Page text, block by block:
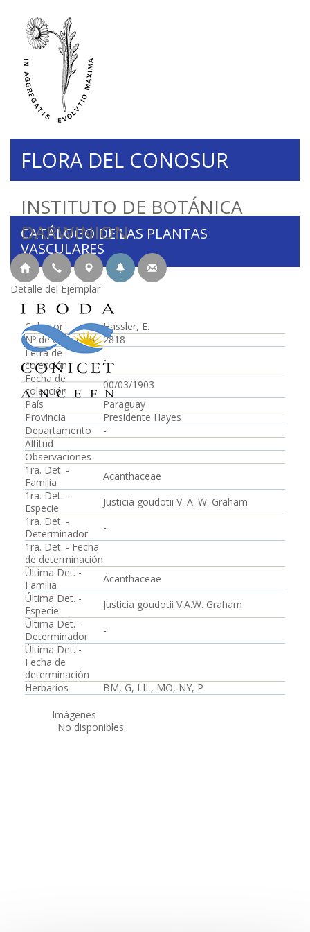
INSTITUTO DE BOTÁNICA
DARWINION
FLORA DEL CONOSUR
CATÁLOGO DE LAS PLANTAS
VASCULARES
Detalle del Ejemplar
Colector
Hassler, E.
Nº de colección
2818
Letra de
colección
-
Fecha de
colección
00/03/1903
País
Paraguay
Provincia
Presidente Hayes
Departamento
-
Altitud
Observaciones
1ra. Det. -
Familia
Acanthaceae
1ra. Det. -
Especie
Justicia goudotii V. A. W. Graham
1ra. Det. -
Determinador
-
1ra. Det. - Fecha
de determinación
Última Det. -
Familia
Acanthaceae
Última Det. -
Especie
Justicia goudotii V.A.W. Graham
Última Det. -
Determinador
-
Última Det. -
Fecha de
determinación
Herbarios
BM, G, LIL, MO, NY, P
Imágenes
No disponibles..